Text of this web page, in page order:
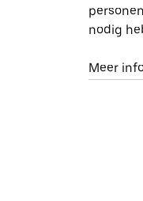
nodig
Meer